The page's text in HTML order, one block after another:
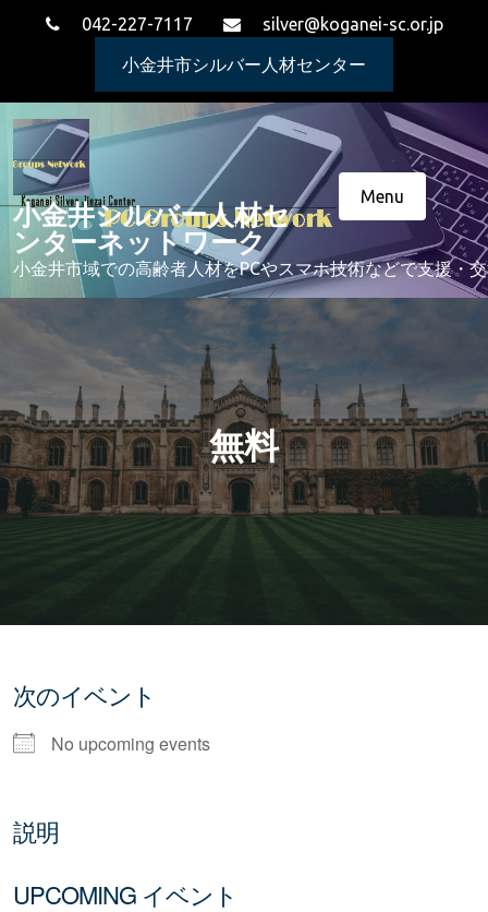
042-227-7117 silver@koganei-sc.or.jp
小金井市シルバー人材センター
小金井シルバー人材セ
ンターネットワーク
小金井市域での高齢者人材をPCやスマホ技術などで支援・
Menu
無料
次のイベント
No upcoming events
説明
UPCOMING イベント